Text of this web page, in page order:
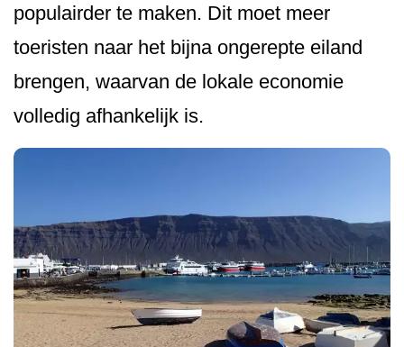
populairder te maken. Dit moet meer
toeristen naar het bijna ongerepte eiland
brengen, waarvan de lokale economie
volledig afhankelijk is.